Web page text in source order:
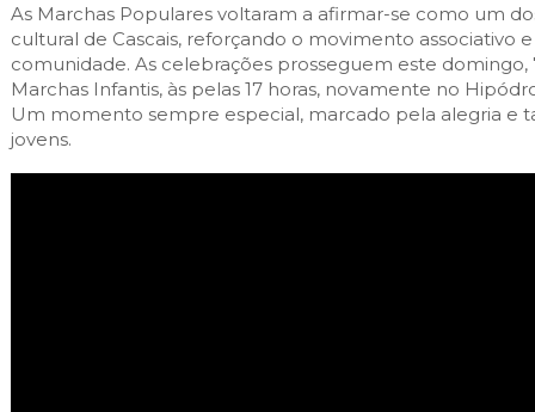
As Marchas Populares voltaram a afirmar-se como um
cultural de Cascais, reforçando o movimento associativo
comunidade. As celebrações prosseguem este domingo,
Marchas Infantis, às pelas 17 horas, novamente no
Um momento sempre especial, marcado pela alegria e
jovens.